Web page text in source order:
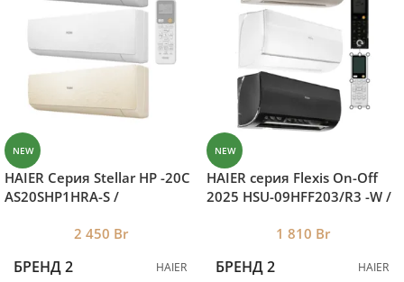
NEW
HAIER Серия Stellar HP -20С
AS20SHP1HRA-S /
2 450 Br
БРЕНД 2 HAIER
NEW
HAIER серия Flexis On-Off
2025 HSU-09HFF203/R3 -W /
09HFF203/R3-G / HSU-
09HFF203/R3-B / HSU-
1 810 Br
БРЕНД 2 HAIER